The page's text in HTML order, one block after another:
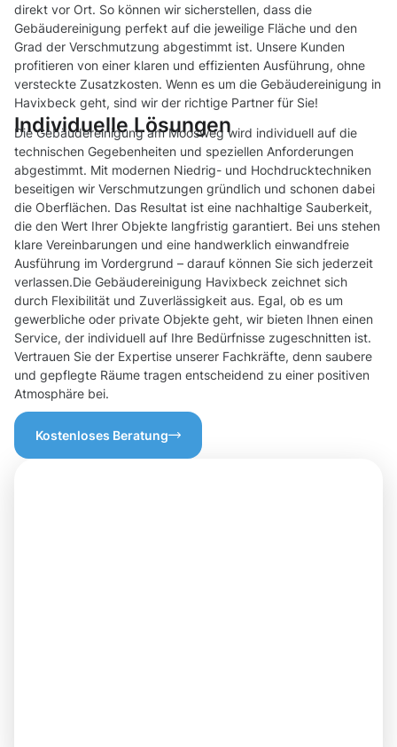
direkt vor Ort. So können wir sicherstellen, dass die
Gebäudereinigung perfekt auf die jeweilige Fläche und den
Grad der Verschmutzung abgestimmt ist. Unsere Kunden
profitieren von einer klaren und effizienten Ausführung, ohne
versteckte Zusatzkosten. Wenn es um die Gebäudereinigung in
Havixbeck geht, sind wir der richtige Partner für Sie!
Individuelle Lösungen
Die Gebäudereinigung am Moosweg wird individuell auf die
technischen Gegebenheiten und speziellen Anforderungen
abgestimmt. Mit modernen Niedrig- und Hochdrucktechniken
beseitigen wir Verschmutzungen gründlich und schonen dabei
die Oberflächen. Das Resultat ist eine nachhaltige Sauberkeit,
die den Wert Ihrer Objekte langfristig garantiert. Bei uns stehen
klare Vereinbarungen und eine handwerklich einwandfreie
Ausführung im Vordergrund – darauf können Sie sich jederzeit
verlassen.Die Gebäudereinigung Havixbeck zeichnet sich
durch Flexibilität und Zuverlässigkeit aus. Egal, ob es um
gewerbliche oder private Objekte geht, wir bieten Ihnen einen
Service, der individuell auf Ihre Bedürfnisse zugeschnitten ist.
Vertrauen Sie der Expertise unserer Fachkräfte, denn saubere
und gepflegte Räume tragen entscheidend zu einer positiven
Atmosphäre bei.
Kostenloses Beratung